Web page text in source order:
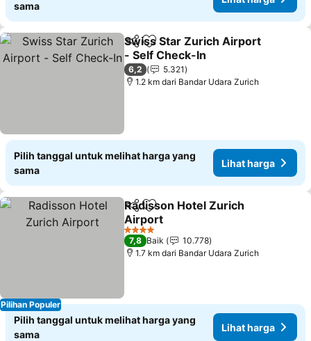
sama
BagikanTambahkan ke favorit
Swiss Star Zurich Airport
- Self Check-In
6,2
5.321
1.2 km dari Bandar Udara Zurich
Pilih tanggal untuk melihat harga yang
sama
Lihat harga
Pilihan Populer
BagikanTambahkan ke favorit
Radisson Hotel Zurich
Airport
4 Bintang
7,8 Baik
10.778
1.7 km dari Bandar Udara Zurich
Pilih tanggal untuk melihat harga yang
sama
Lihat harga